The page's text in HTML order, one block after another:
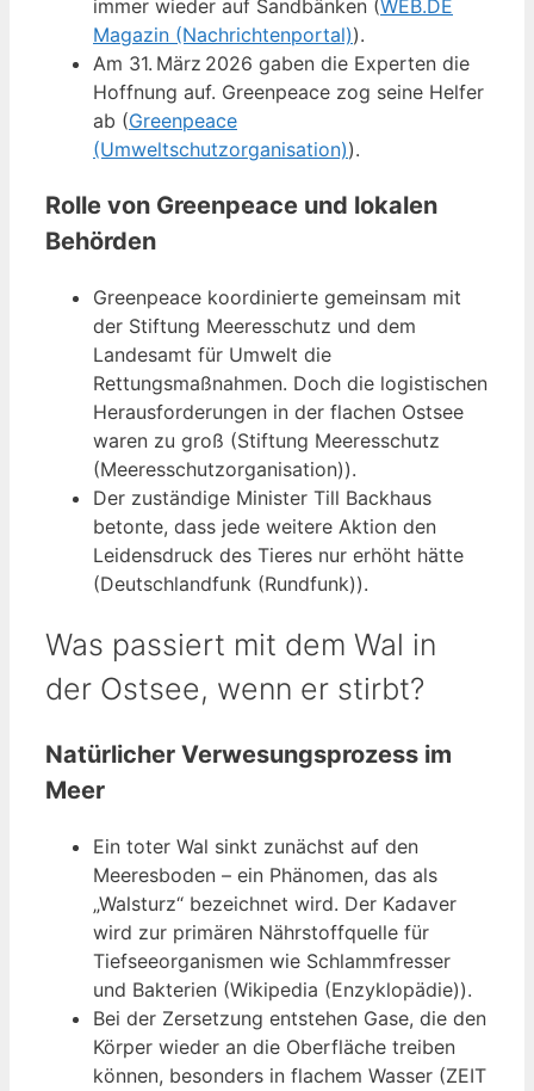
immer wieder auf Sandbänken (WEB.DE
Magazin (Nachrichtenportal)).
Am 31. März 2026 gaben die Experten die
Hoffnung auf. Greenpeace zog seine Helfer
ab (Greenpeace
(Umweltschutzorganisation)).
Rolle von Greenpeace und lokalen
Behörden
Greenpeace koordinierte gemeinsam mit
der Stiftung Meeresschutz und dem
Landesamt für Umwelt die
Rettungsmaßnahmen. Doch die logistischen
Herausforderungen in der flachen Ostsee
waren zu groß (Stiftung Meeresschutz
(Meeresschutzorganisation)).
Der zuständige Minister Till Backhaus
betonte, dass jede weitere Aktion den
Leidensdruck des Tieres nur erhöht hätte
(Deutschlandfunk (Rundfunk)).
Was passiert mit dem Wal in
der Ostsee, wenn er stirbt?
Natürlicher Verwesungsprozess im
Meer
Ein toter Wal sinkt zunächst auf den
Meeresboden – ein Phänomen, das als
„Walsturz“ bezeichnet wird. Der Kadaver
wird zur primären Nährstoffquelle für
Tiefseeorganismen wie Schlammfresser
und Bakterien (Wikipedia (Enzyklopädie)).
Bei der Zersetzung entstehen Gase, die den
Körper wieder an die Oberfläche treiben
können, besonders in flachem Wasser (ZEIT